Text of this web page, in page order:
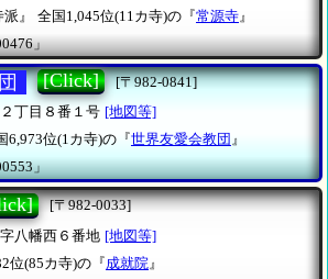
』
全国1,045位(11カ寺)の『常源寺』
」
[Click]
[〒982-0841]
丁目８番１号 [地図等]
6,973位(1カ寺)の『世界友愛会教団 』
」
[〒982-0033]
八幡西６番地 [地図等]
位(85カ寺)の『成就院 』